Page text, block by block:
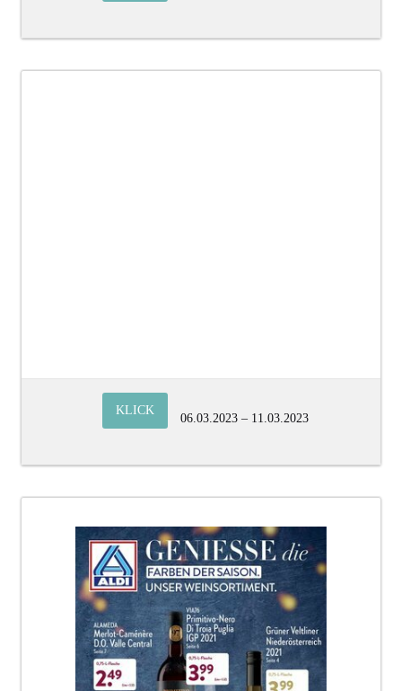
KLICK
06.03.2023 – 11.03.2023